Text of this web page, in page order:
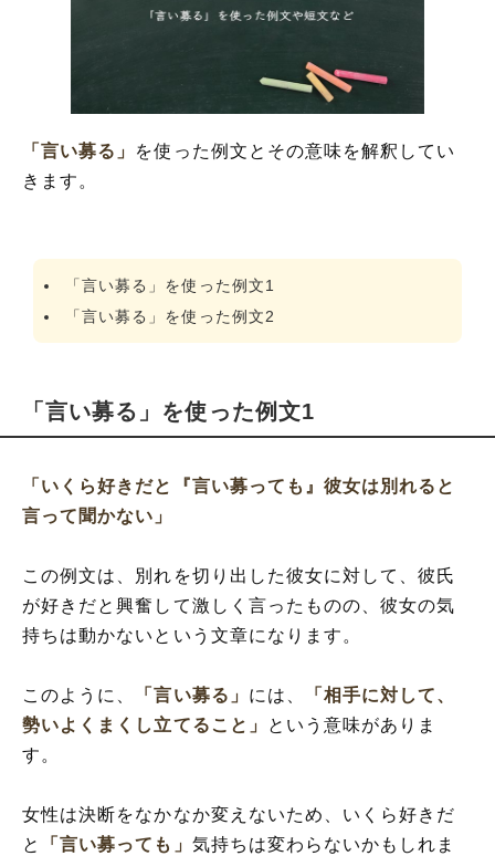
「言い募る」 を使った例文とその意味を解釈してい
きます。
「言い募る」を使った例文1
「言い募る」を使った例文2
「言い募る」を使った例文1
「いくら好きだと『言い募っても』彼女は別れると
言って聞かない」
この例文は、別れを切り出した彼女に対して、彼氏
が好きだと興奮して激しく言ったものの、彼女の気
持ちは動かないという文章になります。
このように、 「言い募る」 には、
「相手に対して、
勢いよくまくし立てること」
という意味がありま
す。
女性は決断をなかなか変えないため、いくら好きだ
と
「言い募っても」 気持ちは変わらないかもしれま